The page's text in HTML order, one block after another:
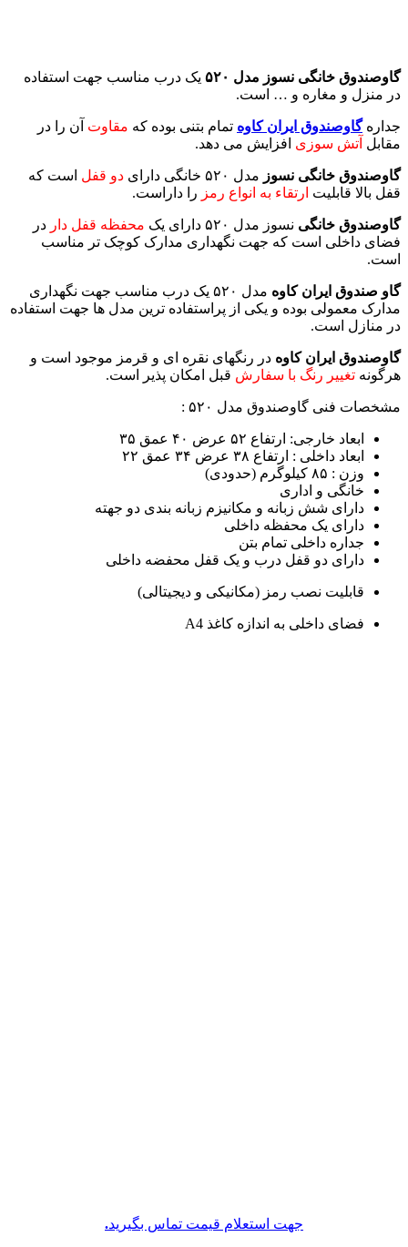
گاوصندوق خانگی نسوز مدل ۵۲۰
یک درب مناسب جهت استفاده
در منزل و مغاره و … است.
جدارهگاوصندوق ایران کاوه تمام بتنی بوده که مقاوت آن را در
مقابل آتش سوزی افزایش می دهد.
گاوصندوق خانگی نسوز مدل ۵۲۰ خانگی دارای دو قفل است که
قفل بالا قابلیت ارتقاء به انواع رمز را داراست.
گاوصندوق خانگی نسوز مدل ۵۲۰ دارای یک محفظه قفل دار در
فضای داخلی است که جهت نگهداری مدارک کوچک تر مناسب
است.
گاو صندوق ایران کاوه
مدل ۵۲۰ یک درب مناسب جهت نگهداری
مدارک معمولی بوده و یکی از پراستفاده ترین مدل ها جهت استفاده
در منازل است.
گاوصندوق ایران کاوه در رنگهای نقره ای و قرمز موجود است و
هرگونه تغییر رنگ با سفارش قبل امکان پذیر است.
مشخصات فنی گاوصندوق مدل ۵۲۰ :
ابعاد خارجی: ارتفاع ۵۲ عرض ۴۰ عمق ۳۵
ابعاد داخلی : ارتفاع ۳۸ عرض ۳۴ عمق ۲۲
وزن : ۸۵ کیلوگرم (حدودی)
خانگی و اداری
دارای شش زبانه و مکانیزم زبانه بندی دو جهته
دارای یک محفظه داخلی
جداره داخلی تمام بتن
دارای دو قفل درب و یک قفل محفضه داخلی
قابلیت نصب رمز (مکانیکی و دیجیتالی)
فضای داخلی به اندازه کاغذ A4
جهت استعلام قیمت تماس بگیرید.